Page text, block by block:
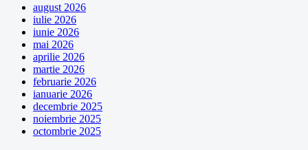
august 2026
iulie 2026
iunie 2026
mai 2026
aprilie 2026
martie 2026
februarie 2026
ianuarie 2026
decembrie 2025
noiembrie 2025
octombrie 2025